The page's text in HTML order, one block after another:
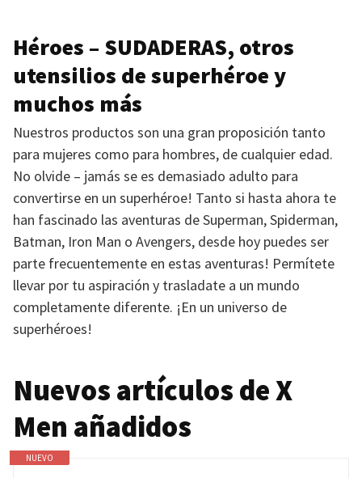
Héroes – SUDADERAS, otros
utensilios de superhéroe y
muchos más
Nuestros productos son una gran proposición tanto
para mujeres como para hombres, de cualquier edad.
No olvide – jamás se es demasiado adulto para
convertirse en un superhéroe! Tanto si hasta ahora te
han fascinado las aventuras de Superman, Spiderman,
Batman, Iron Man o Avengers, desde hoy puedes ser
parte frecuentemente en estas aventuras! Permítete
llevar por tu aspiración y trasladate a un mundo
completamente diferente. ¡En un universo de
superhéroes!
Nuevos artículos de X
Men añadidos
NUEVO